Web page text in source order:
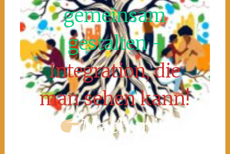
gemeinsam
gestalten -
Integration, die
man sehen kann!
Mach mit!